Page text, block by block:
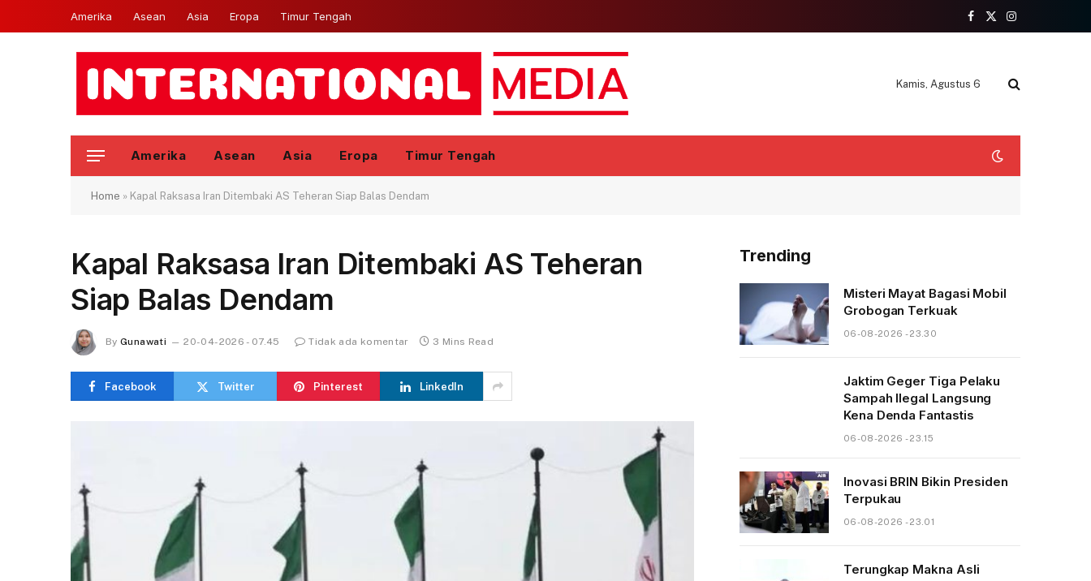
Amerika Asean Asia Eropa Timur Tengah
Facebook
X
Instagram
Kamis, Agustus 6
Amerika Asean Asia Eropa Timur Tengah
Home » Kapal Raksasa Iran Ditembaki AS Teheran Siap Balas Dendam
Kapal Raksasa Iran Ditembaki AS Teheran
Siap Balas Dendam
By Gunawati 20-04-2026 - 07.45 Tidak ada komentar 3 Mins Read
Facebook Twitter Pinterest LinkedIn
Trending
Misteri Mayat Bagasi Mobil
Grobogan Terkuak
06-08-2026 - 23.30
Jaktim Geger Tiga Pelaku
Sampah Ilegal Langsung
Kena Denda Fantastis
06-08-2026 - 23.15
Inovasi BRIN Bikin Presiden
Terpukau
06-08-2026 - 23.01
Terungkap Makna Asli